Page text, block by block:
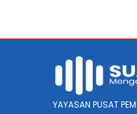
YAYASAN PUSAT